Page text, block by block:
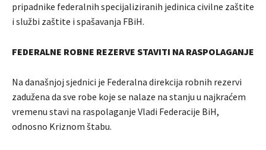
pripadnike federalnih specijaliziranih jedinica civilne zaštite
i službi zaštite i spašavanja FBiH.
FEDERALNE ROBNE REZERVE STAVITI NA RASPOLAGANJE
Na današnjoj sjednici je Federalna direkcija robnih rezervi
zadužena da sve robe koje se nalaze na stanju u najkraćem
vremenu stavi na raspolaganje Vladi Federacije BiH,
odnosno Kriznom štabu.